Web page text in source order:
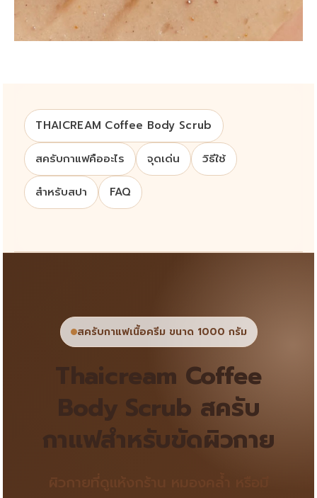
THAICREAM Coffee Body Scrub
สครับกาแฟคืออะไร จุดเด่น วิธีใช้
สำหรับสปา FAQ
สครับกาแฟเนื้อครีม ขนาด 1000 กรัม
Thaicream Coffee
Body Scrub สครับ
กาแฟสำหรับขัดผิวกาย